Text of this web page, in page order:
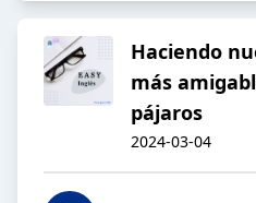
Haciendo
más
pájaros
2024-03-04